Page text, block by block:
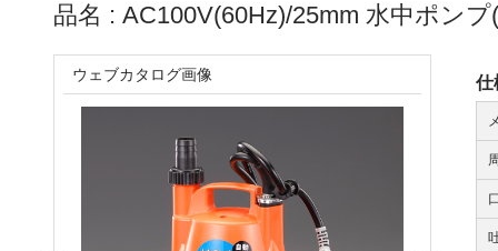
品名 : AC100V(60Hz)/25mm 水中ポンプ
仕
ウェブカタログ画像